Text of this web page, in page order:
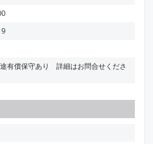
有償保守あり 詳細はお問合せくださ